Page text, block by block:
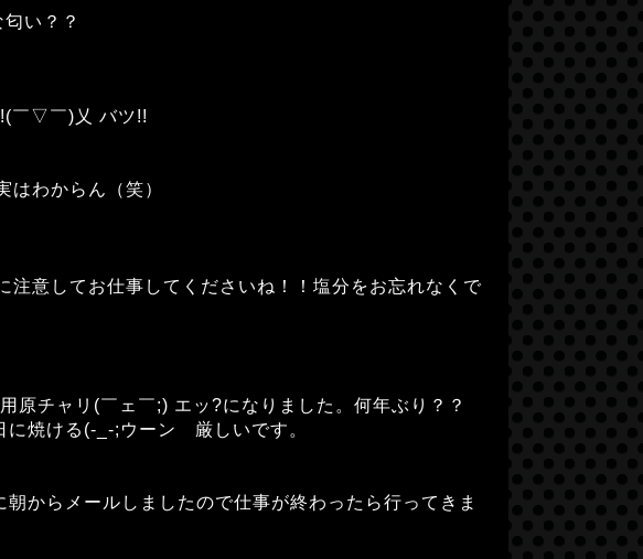
い？？
￣▽￣)乂 バツ!!
わからん（笑）
意してお仕事してくださいね！！塩分をお忘れなくで
チャリ(￣ェ￣;) エッ?になりました。何年ぶり？？
に焼ける(-_-;ウーン 厳しいです。
からメールしましたので仕事が終わったら行ってきま